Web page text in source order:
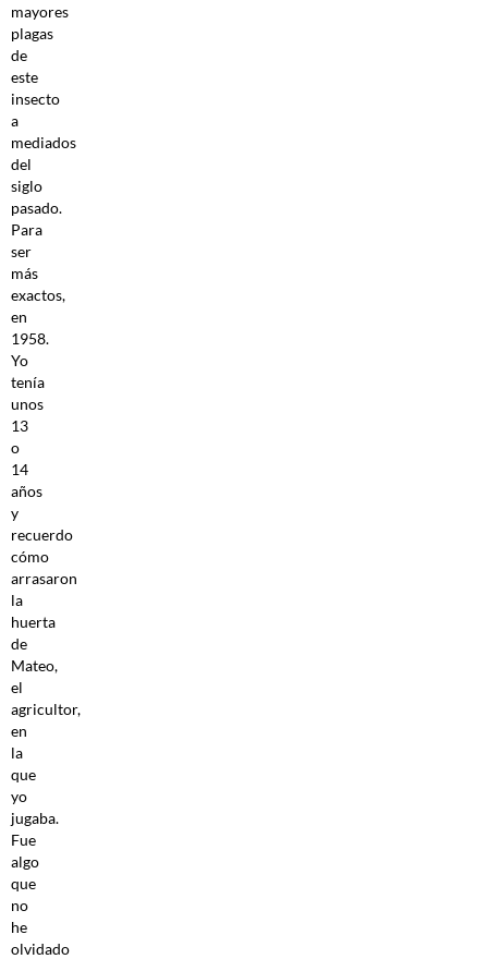
mayores
plagas
de
este
insecto
a
mediados
del
siglo
pasado.
Para
ser
más
exactos,
en
1958.
Yo
tenía
unos
13
o
14
años
y
recuerdo
cómo
arrasaron
la
huerta
de
Mateo,
el
agricultor,
en
la
que
yo
jugaba.
Fue
algo
que
no
he
olvidado